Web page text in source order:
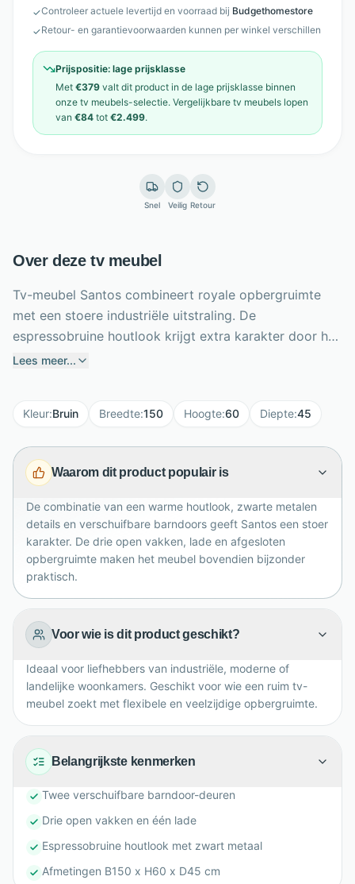
✓Controleer actuele levertijd en voorraad bij Budgethomestore
✓Retour- en garantievoorwaarden kunnen per winkel verschillen
Prijspositie: lage prijsklasse
Met €379 valt dit product in de lage prijsklasse binnen
onze tv meubels-selectie. Vergelijkbare tv meubels lopen
van €84 tot €2.499.
Snel Veilig Retour
Over deze tv meubel
Tv-meubel Santos combineert royale opbergruimte
met een stoere industriële uitstraling. De
espressobruine houtlook krijgt extra karakter door het
zwarte metalen frame, de barndoorrail en ingefreesde
plaatsen, zodat je eenvoudig een andere look creëert.
accessoires, terwijl de lade kleine spullen netjes uit het
zicht houdt. Met een breedte van 150 cm, hoogte van
60 cm en diepte van 45 cm vormt Santos een stijlvolle
basis voor je televisie. Ideaal voor moderne, landelijke
en industriële woonkamers met volop praktische
bergruimte.
Lees meer...
Kleur:Bruin Breedte:150 Hoogte:60 Diepte:45
Waarom dit product populair is
De combinatie van een warme houtlook, zwarte metalen
details en verschuifbare barndoors geeft Santos een stoer
karakter. De drie open vakken, lade en afgesloten
opbergruimte maken het meubel bovendien bijzonder
praktisch.
Voor wie is dit product geschikt?
Ideaal voor liefhebbers van industriële, moderne of
landelijke woonkamers. Geschikt voor wie een ruim tv-
meubel zoekt met flexibele en veelzijdige opbergruimte.
Belangrijkste kenmerken
Twee verschuifbare barndoor-deuren
Drie open vakken en één lade
Espressobruine houtlook met zwart metaal
Afmetingen B150 x H60 x D45 cm